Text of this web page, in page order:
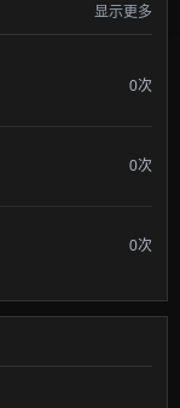
显示更多
0次
0次
0次